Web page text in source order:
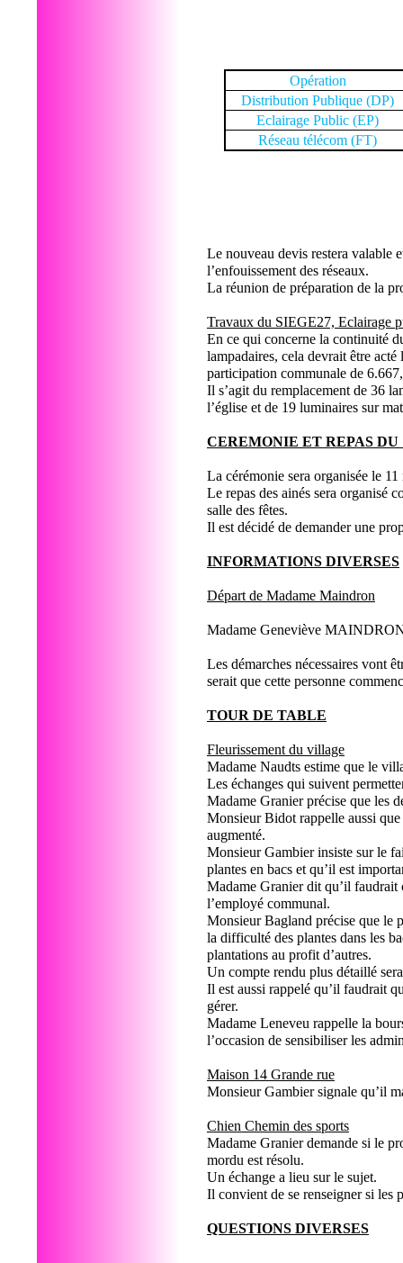
Opération
Distribution Publique
Eclairage Public (EP)
Réseau télécom (FT)
Le nouveau devis restera valable
l’enfouissement des réseaux.
La réunion de préparation de la
Travaux du SIEGE27, Eclairage
En ce qui concerne la continuité
lampadaires, cela devrait être
participation communale de
Il s’agit du remplacement de 36
l’église et de 19 luminaires sur
CEREMONIE ET REPAS DU
La cérémonie sera organisée le
Le repas des ainés sera organisé
salle des fêtes.
Il est décidé de demander une
INFORMATIONS DIVERSES
Départ de Madame Maindron
Madame Geneviève
Les démarches nécessaires vont
serait que cette personne
TOUR DE TABLE
Fleurissement du village
Madame Naudts estime que le
Les échanges qui suivent
Madame Granier précise que les
Monsieur Bidot rappelle aussi que
augmenté.
Monsieur Gambier insiste sur le
plantes en bacs et qu’il est
Madame Granier dit qu’il faudrait
l’employé communal.
Monsieur Bagland précise que le
la difficulté des plantes dans les
plantations au profit d’autres.
Un compte rendu plus détaillé
Il est aussi rappelé qu’il faudrait
gérer.
Madame Leneveu rappelle la
l’occasion de sensibiliser les
Maison 14 Grande rue
Monsieur Gambier signale qu’il
Chien Chemin des sports
Madame Granier demande si le
mordu est résolu.
Un échange a lieu sur le sujet.
Il convient de se renseigner si les
QUESTIONS DIVERSES